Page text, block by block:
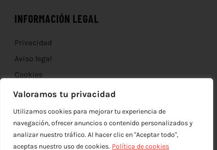
Valoramos tu privacidad
Utilizamos cookies para mejorar tu experiencia de
navegación, ofrecer anuncios o contenido personalizados y
analizar nuestro tráfico. Al hacer clic en "Aceptar todo",
aceptas nuestro uso de cookies. Política de cookies
INFORMACIÓN LEGAL
Privacidad
Aviso legal
Cookies
Devoluciones